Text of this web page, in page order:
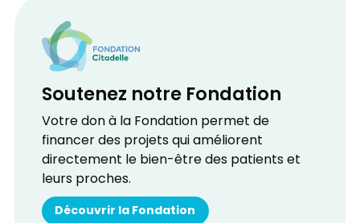
Soutenez notre Fondation
Votre don à la Fondation permet de
financer des projets qui améliorent
directement le bien-être des patients et
leurs proches.
Découvrir la Fondation